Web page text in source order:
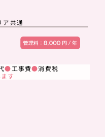
ア共通
●工事費●消費税
す